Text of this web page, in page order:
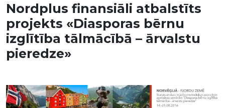
Nordplus finansiāli atbalstīts
projekts «Diasporas bērnu
izglītība tālmācībā – ārvalstu
pieredze»